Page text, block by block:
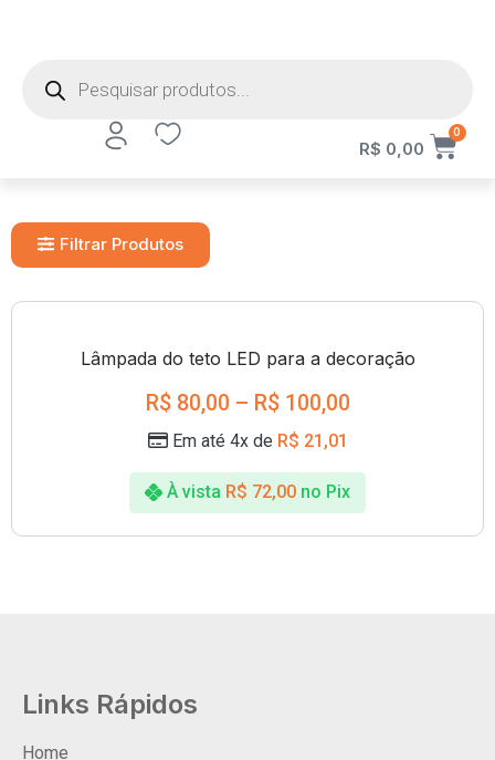
R$ 0,00
0
Filtrar Produtos
Lâmpada do teto LED para a decoração
R$80,00 – R$100,00
Em até 4x de R$ 21,01
À vista R$ 72,00 no Pix
Links Rápidos
Home